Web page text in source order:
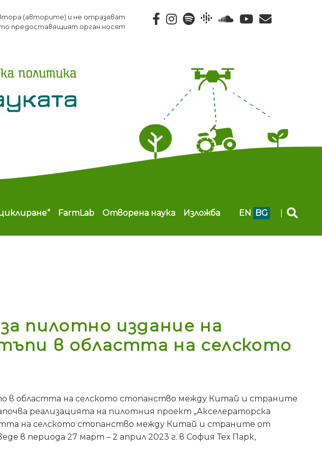
(авторите) и не отразяват
предоставящият орган носят
FarmLab Отворена наука Изложба EN BG
пилотно издание на
в областта на селското
в областта на селското стопанство между Китай и страните
реализацията на пилотния проект „Акселераторска
на селското стопанство между Китай и страните от
в периода 27 март – 2 април 2023 г. в София Тех Парк,